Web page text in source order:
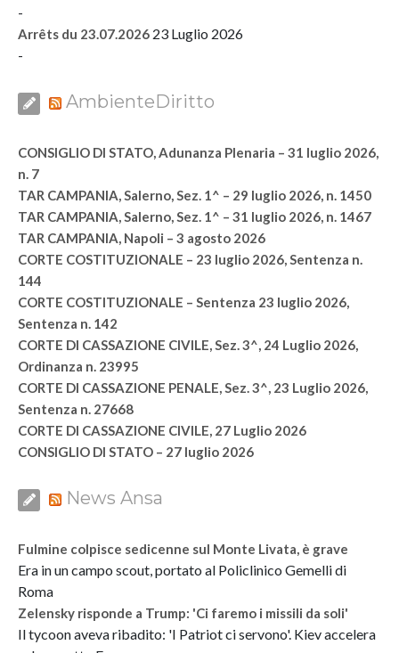
-
Arrêts du 23.07.2026 23 Luglio 2026
-
AmbienteDiritto
CONSIGLIO DI STATO, Adunanza Plenaria – 31 luglio 2026,
n. 7
TAR CAMPANIA, Salerno, Sez. 1^ – 29 luglio 2026, n. 1450
TAR CAMPANIA, Salerno, Sez. 1^ – 31 luglio 2026, n. 1467
TAR CAMPANIA, Napoli – 3 agosto 2026
CORTE COSTITUZIONALE – 23 luglio 2026, Sentenza n.
144
CORTE COSTITUZIONALE – Sentenza 23 luglio 2026,
Sentenza n. 142
CORTE DI CASSAZIONE CIVILE, Sez. 3^, 24 Luglio 2026,
Ordinanza n. 23995
CORTE DI CASSAZIONE PENALE, Sez. 3^, 23 Luglio 2026,
Sentenza n. 27668
CORTE DI CASSAZIONE CIVILE, 27 Luglio 2026
CONSIGLIO DI STATO – 27 luglio 2026
News Ansa
Fulmine colpisce sedicenne sul Monte Livata, è grave
Era in un campo scout, portato al Policlinico Gemelli di
Roma
Zelensky risponde a Trump: 'Ci faremo i missili da soli'
Il tycoon aveva ribadito: 'I Patriot ci servono'. Kiev accelera